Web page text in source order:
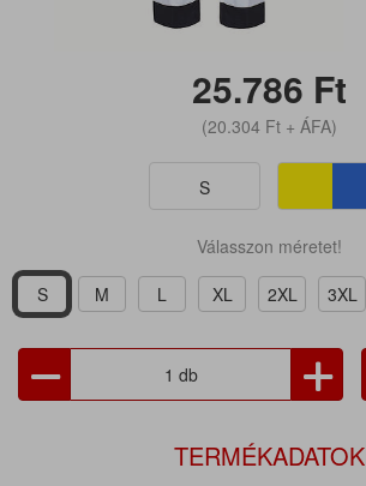
25.786 Ft
(20.304 Ft+ ÁFA)
S
Válasszon méretet!
S
M L XL 2XL 3XL
TERMÉKADATOK